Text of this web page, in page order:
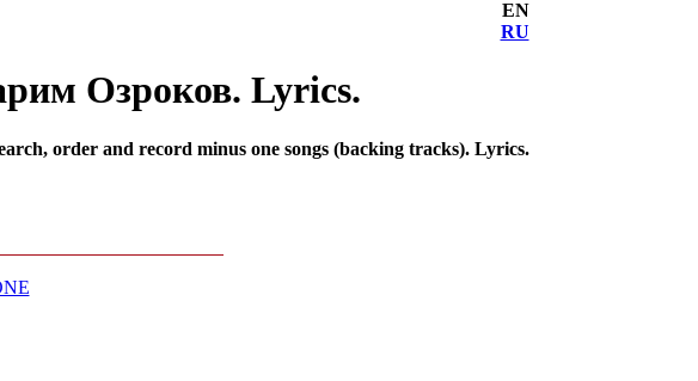
EN
RU
Озроков. Lyrics.
order and record minus one songs (backing tracks). Lyrics.